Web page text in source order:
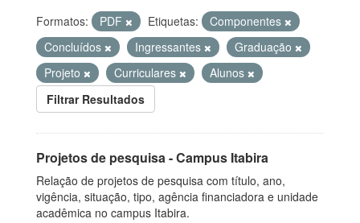
Formatos: PDF Etiquetas:
Componentes
Concluídos
Ingressantes
Graduação
Projeto
Curriculares
Alunos
Filtrar Resultados
Projetos de pesquisa - Campus Itabira
Relação de projetos de pesquisa com título, ano,
vigência, situação, tipo, agência financiadora e unidade
acadêmica no campus Itabira.